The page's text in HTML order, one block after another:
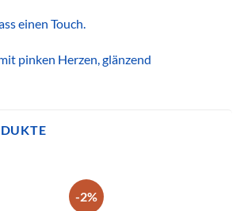
einen Touch.
pinken Herzen, glänzend
-2%